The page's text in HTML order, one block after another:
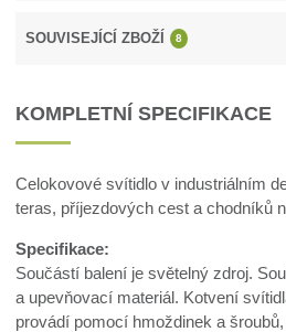
SOUVISEJÍCÍ ZBOŽÍ 8
KOMPLETNÍ SPECIFIKACE
Celokovové svítidlo v industriálním
teras, příjezdových cest a chodníků
Specifikace:
Součástí balení je světelný zdroj.
a upevňovací materiál. Kotvení
provádí pomocí hmoždinek a